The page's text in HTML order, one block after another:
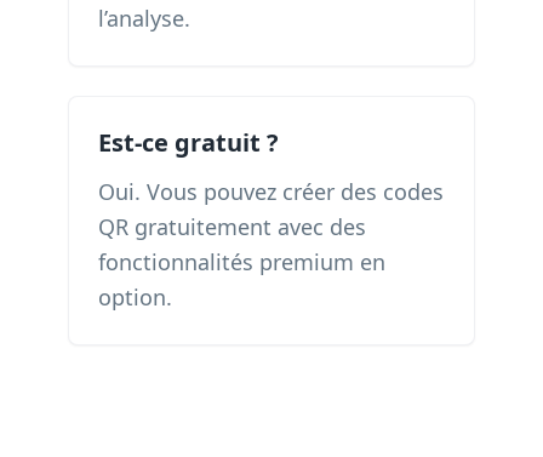
l’analyse.
Est-ce gratuit ?
Oui. Vous pouvez créer des codes
QR gratuitement avec des
fonctionnalités premium en
option.